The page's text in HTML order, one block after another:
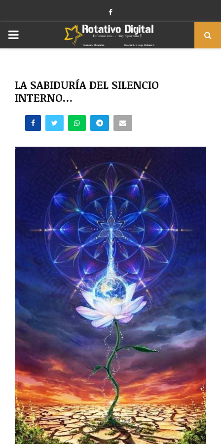
Facebook
PRIMARY
LA SABIDURÍA DEL SILENCIO
INTERNO…